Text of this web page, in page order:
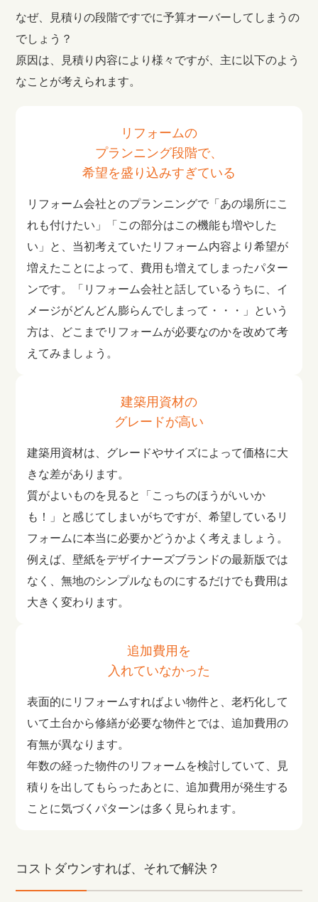
なぜ、見積りの段階ですでに予算オーバーしてしまうの
でしょう？
原因は、見積り内容により様々ですが、主に以下のよう
なことが考えられます。
リフォームの
プランニング段階で、
希望を盛り込みすぎている
リフォーム会社とのプランニングで「あの場所にこ
れも付けたい」「この部分はこの機能も増やした
い」と、当初考えていたリフォーム内容より希望が
増えたことによって、費用も増えてしまったパター
ンです。「リフォーム会社と話しているうちに、イ
メージがどんどん膨らんでしまって・・・」という
方は、どこまでリフォームが必要なのかを改めて考
えてみましょう。
建築用資材の
グレードが高い
建築用資材は、グレードやサイズによって価格に大
きな差があります。
質がよいものを見ると「こっちのほうがいいか
も！」と感じてしまいがちですが、希望しているリ
フォームに本当に必要かどうかよく考えましょう。
例えば、壁紙をデザイナーズブランドの最新版では
なく、無地のシンプルなものにするだけでも費用は
大きく変わります。
追加費用を
入れていなかった
表面的にリフォームすればよい物件と、老朽化して
いて土台から修繕が必要な物件とでは、追加費用の
有無が異なります。
年数の経った物件のリフォームを検討していて、見
積りを出してもらったあとに、追加費用が発生する
ことに気づくパターンは多く見られます。
コストダウンすれば、それで解決？